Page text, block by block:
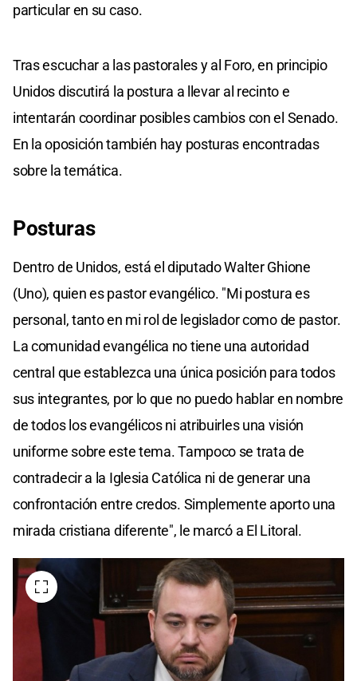
particular en su caso.
Tras escuchar a las pastorales y al Foro, en principio
Unidos discutirá la postura a llevar al recinto e
intentarán coordinar posibles cambios con el Senado.
En la oposición también hay posturas encontradas
sobre la temática.
Posturas
Dentro de Unidos, está el diputado Walter Ghione
(Uno), quien es pastor evangélico. "Mi postura es
personal, tanto en mi rol de legislador como de pastor.
La comunidad evangélica no tiene una autoridad
central que establezca una única posición para todos
sus integrantes, por lo que no puedo hablar en nombre
de todos los evangélicos ni atribuirles una visión
uniforme sobre este tema. Tampoco se trata de
contradecir a la Iglesia Católica ni de generar una
confrontación entre credos. Simplemente aporto una
mirada cristiana diferente", le marcó a El Litoral.